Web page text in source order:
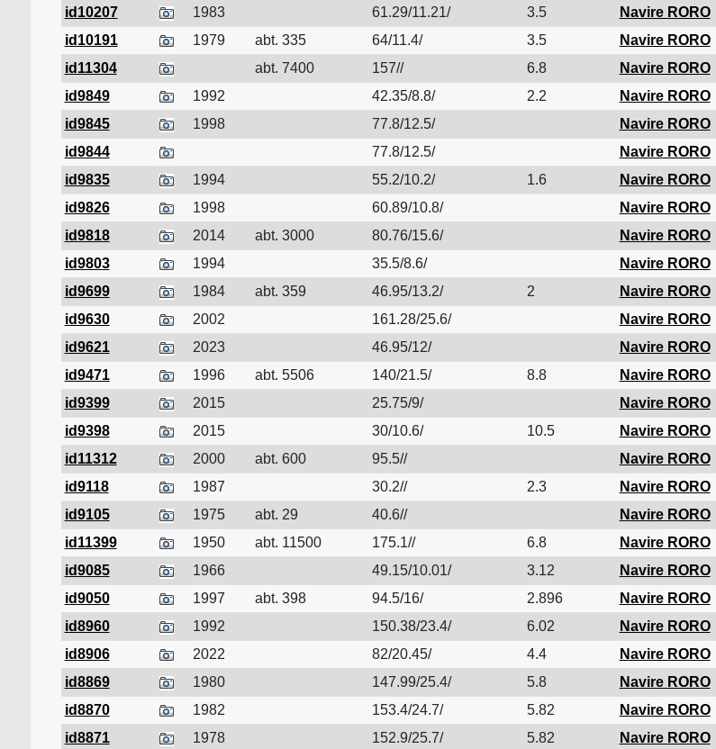
id10207
1983 61.29/11.21/ 3.5
Navire RORO
id10191
1979 abt. 335 64/11.4/ 3.5
Navire RORO
id11304
abt. 7400 157// 6.8
Navire RORO
id9849
1992 42.35/8.8/ 2.2
Navire RORO
id9845
1998 77.8/12.5/
Navire RORO
id9844
77.8/12.5/
Navire RORO
id9835
1994 55.2/10.2/ 1.6
Navire RORO
id9826
1998 60.89/10.8/
Navire RORO
id9818
2014 abt. 3000 80.76/15.6/
Navire RORO
id9803
1994 35.5/8.6/
Navire RORO
id9699
1984 abt. 359 46.95/13.2/ 2
Navire RORO
id9630
2002 161.28/25.6/
Navire RORO
id9621
2023 46.95/12/
Navire RORO
id9471
1996 abt. 5506 140/21.5/ 8.8
Navire RORO
id9399
2015 25.75/9/
Navire RORO
id9398
2015 30/10.6/ 10.5
Navire RORO
id11312
2000 abt. 600 95.5//
Navire RORO
id9118
1987 30.2// 2.3
Navire RORO
id9105
1975 abt. 29 40.6//
Navire RORO
id11399
1950 abt. 11500 175.1// 6.8
Navire RORO
id9085
1966 49.15/10.01/ 3.12
Navire RORO
id9050
1997 abt. 398 94.5/16/ 2.896
Navire RORO
id8960
1992 150.38/23.4/ 6.02
Navire RORO
id8906
2022 82/20.45/ 4.4
Navire RORO
id8869
1980 147.99/25.4/ 5.8
Navire RORO
id8870
1982 153.4/24.7/ 5.82
Navire RORO
id8871
1978 152.9/25.7/ 5.82
Navire RORO